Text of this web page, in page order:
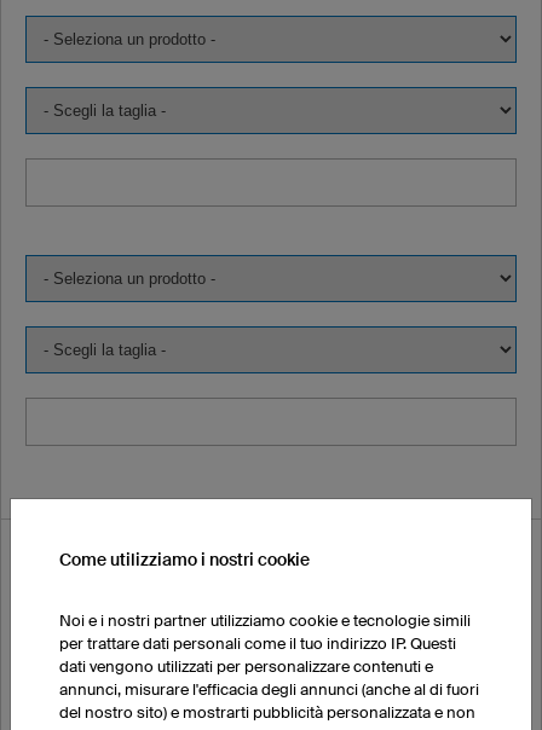
Vorrei ordinare una campionatura:
Nome
Come utilizziamo i nostri cookie
Noi e i nostri partner utilizziamo cookie e tecnologie simili
per trattare dati personali come il tuo indirizzo IP. Questi
dati vengono utilizzati per personalizzare contenuti e
annunci, misurare l'efficacia degli annunci (anche al di fuori
del nostro sito) e mostrarti pubblicità personalizzata e non